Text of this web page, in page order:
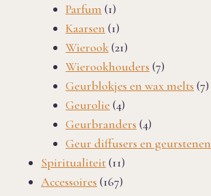
Parfum 11
product
Kaarsen 11
product
Wierook 2121
producten
Wierookhouders 77
producten
Geurblokjes en wax melts 77
Geurolie 44
producten
Geurbranders 44
producten
Geur diffusers en geurstenen
Spiritualiteit 1111
producten
Accessoires 167167